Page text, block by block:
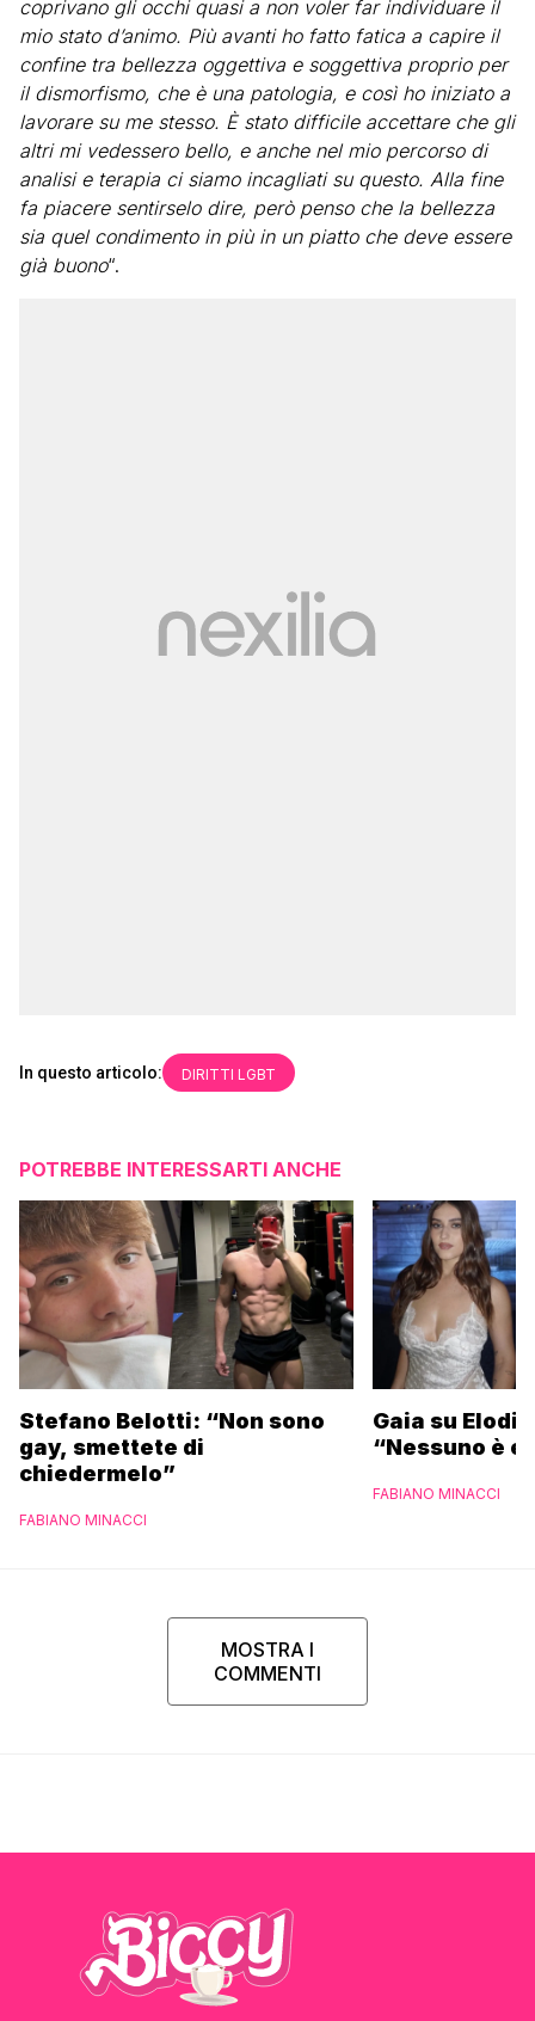
coprivano gli occhi quasi a non voler far individuare il
mio stato d’animo. Più avanti ho fatto fatica a capire il
confine tra bellezza oggettiva e soggettiva proprio per
il dismorfismo, che è una patologia, e così ho iniziato a
lavorare su me stesso. È stato difficile accettare che gli
altri mi vedessero bello, e anche nel mio percorso di
analisi e terapia ci siamo incagliati su questo. Alla fine
fa piacere sentirselo dire, però penso che la bellezza
sia quel condimento in più in un piatto che deve essere
già buono“.
In questo articolo: DIRITTI LGBT
POTREBBE INTERESSARTI ANCHE
Stefano Belotti: “Non sono
gay, smettete di
chiedermelo”
FABIANO MINACCI
Gaia su
“Nessuno è
FABIANO MINACCI
MOSTRA I
COMMENTI